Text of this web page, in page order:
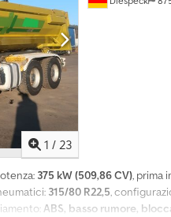
1 / 23
375 kW (509,86 CV), prima
315/80 R22,5,
ABS, basso rumore,